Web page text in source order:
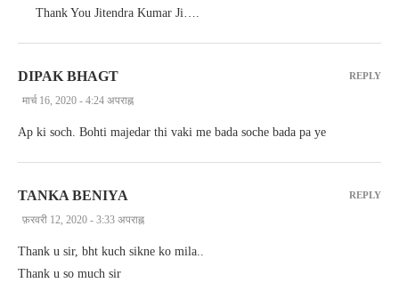
Thank You Jitendra Kumar Ji….
DIPAK BHAGT
मार्च 16, 2020 - 4:24 अपराह्न
Ap ki soch. Bohti majedar thi vaki me bada soche bada pa ye
REPLY
TANKA BENIYA
फ़रवरी 12, 2020 - 3:33 अपराह्न
Thank u sir, bht kuch sikne ko mila..
Thank u so much sir
REPLY